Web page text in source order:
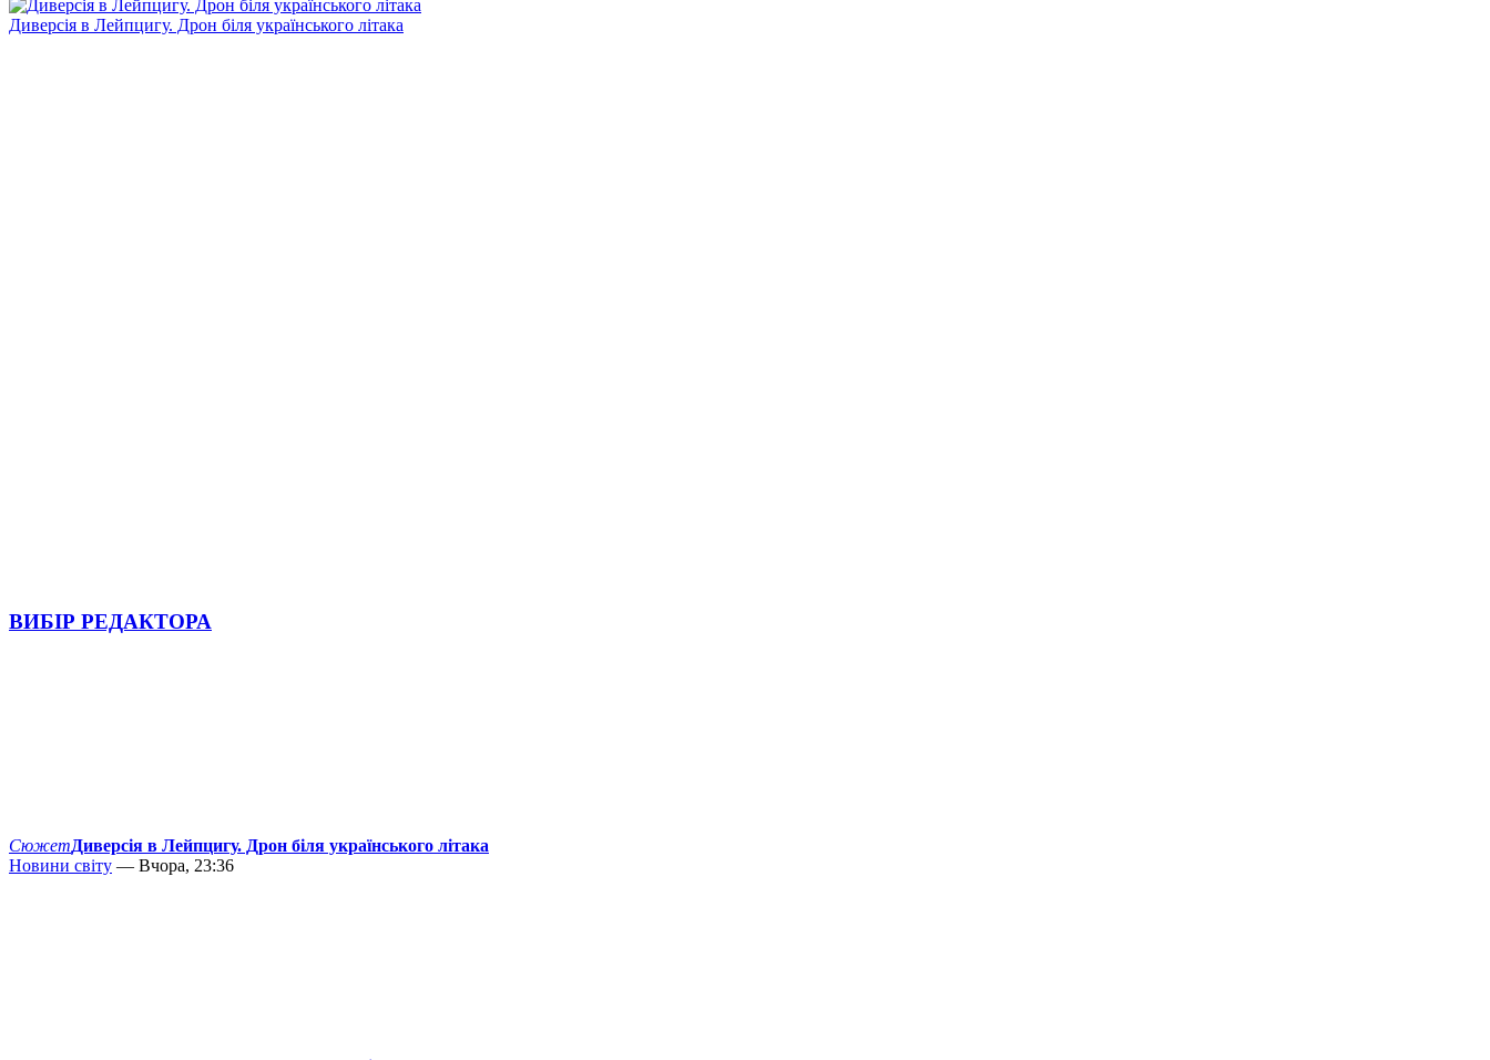
Диверсія в Лейпцигу. Дрон біля українського літака
ВИБІР РЕДАКТОРА
СюжетДиверсія в Лейпцигу. Дрон біля українського літака
Новини світу — Вчора, 23:36